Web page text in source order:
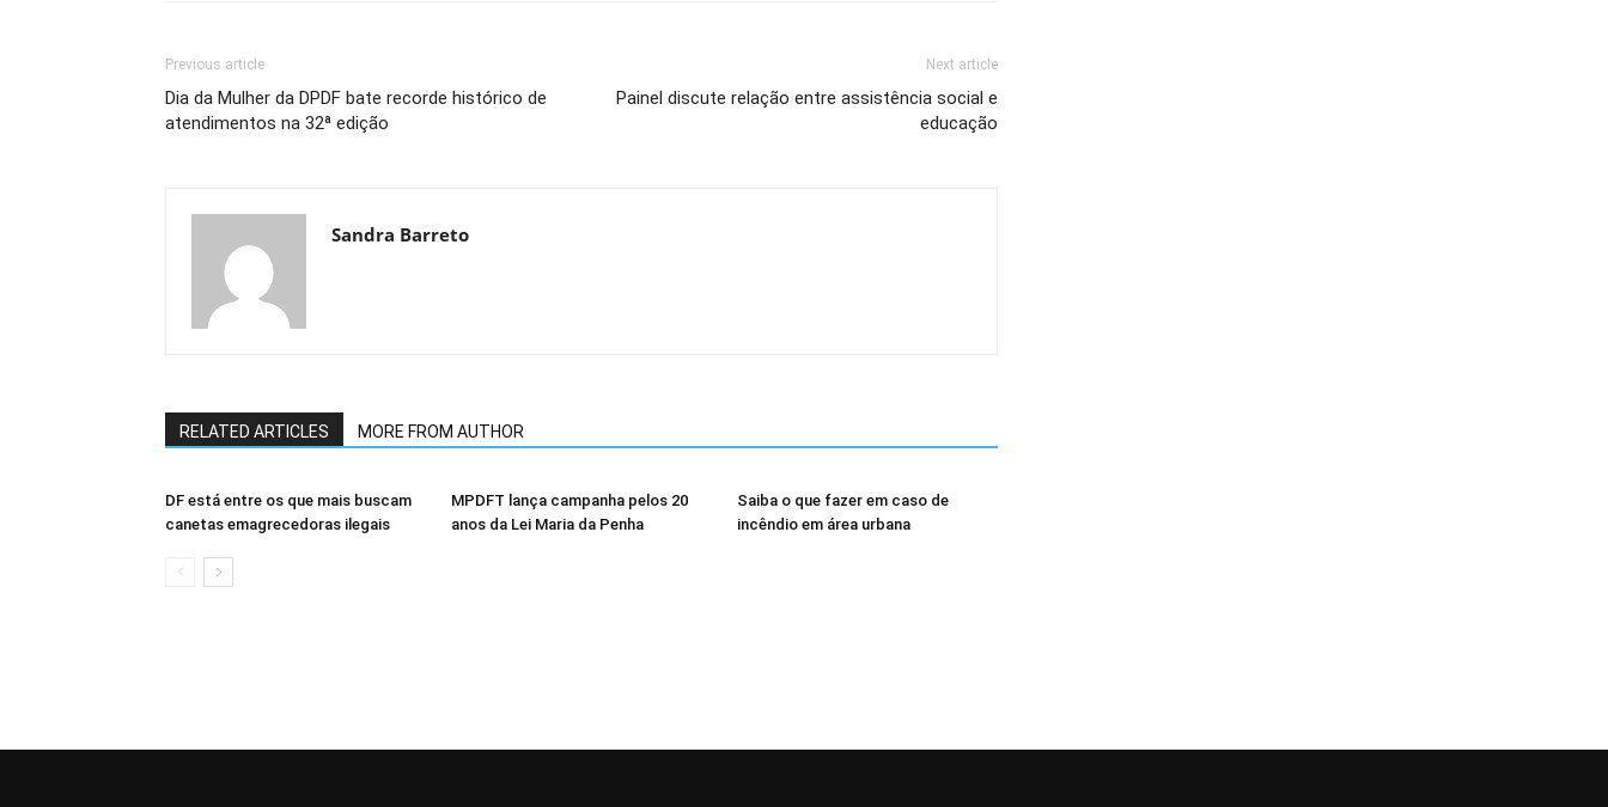
Previous article
Dia da Mulher da DPDF bate recorde histórico de
atendimentos na 32ª edição
Next article
Painel discute relação entre assistência social e
educação
Sandra Barreto
RELATED ARTICLES MORE FROM AUTHOR
DF está entre os que mais buscam
canetas emagrecedoras ilegais
MPDFT lança campanha pelos 20
anos da Lei Maria da Penha
Saiba o que fazer em caso de
incêndio em área urbana